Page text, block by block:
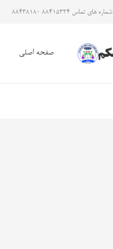
شماره های تماس ۸۸۴۱۵۳۳۴ ۸۸۴۳۸۱۸۰
صفحه اصلی